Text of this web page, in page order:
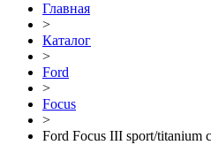
Главная
>
Каталог
>
Ford
>
Focus
>
Ford Focus III sport/titanium